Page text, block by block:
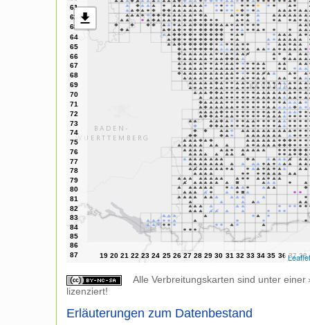
Leaflet
Alle Verbreitungskarten sind unter einer
lizenziert!
Erläuterungen zum Datenbestand